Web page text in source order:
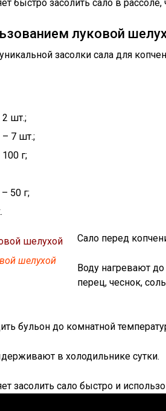
быстро засолить сало в
луковой
засолки сала для
шт.;
7 шт.;
г;
50 г;
шелухой
Сало перед
Воду нагревают
перец, чеснок,
бульон до комнатной
в холодильнике сутки.
засолить сало быстро и